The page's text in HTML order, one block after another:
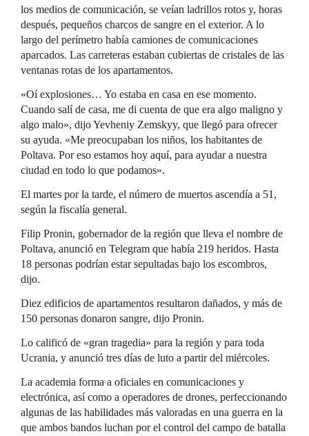
los medios de comunicación, se veían ladrillos rotos y, horas
después, pequeños charcos de sangre en el exterior. A lo
largo del perímetro había camiones de comunicaciones
aparcados. Las carreteras estaban cubiertas de cristales de las
ventanas rotas de los apartamentos.
«Oí explosiones… Yo estaba en casa en ese momento.
Cuando salí de casa, me di cuenta de que era algo maligno y
algo malo», dijo Yevheniy Zemskyy, que llegó para ofrecer
su ayuda. «Me preocupaban los niños, los habitantes de
Poltava. Por eso estamos hoy aquí, para ayudar a nuestra
ciudad en todo lo que podamos».
El martes por la tarde, el número de muertos ascendía a 51,
según la fiscalía general.
Filip Pronin, gobernador de la región que lleva el nombre de
Poltava, anunció en Telegram que había 219 heridos. Hasta
18 personas podrían estar sepultadas bajo los escombros,
dijo.
Diez edificios de apartamentos resultaron dañados, y más de
150 personas donaron sangre, dijo Pronin.
Lo calificó de «gran tragedia» para la región y para toda
Ucrania, y anunció tres días de luto a partir del miércoles.
La academia forma a oficiales en comunicaciones y
electrónica, así como a operadores de drones, perfeccionando
algunas de las habilidades más valoradas en una guerra en la
que ambos bandos luchan por el control del campo de batalla